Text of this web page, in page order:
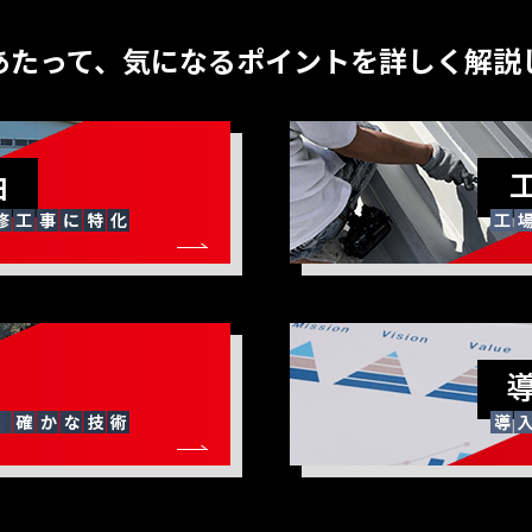
たって、気になるポイントを詳しく解説